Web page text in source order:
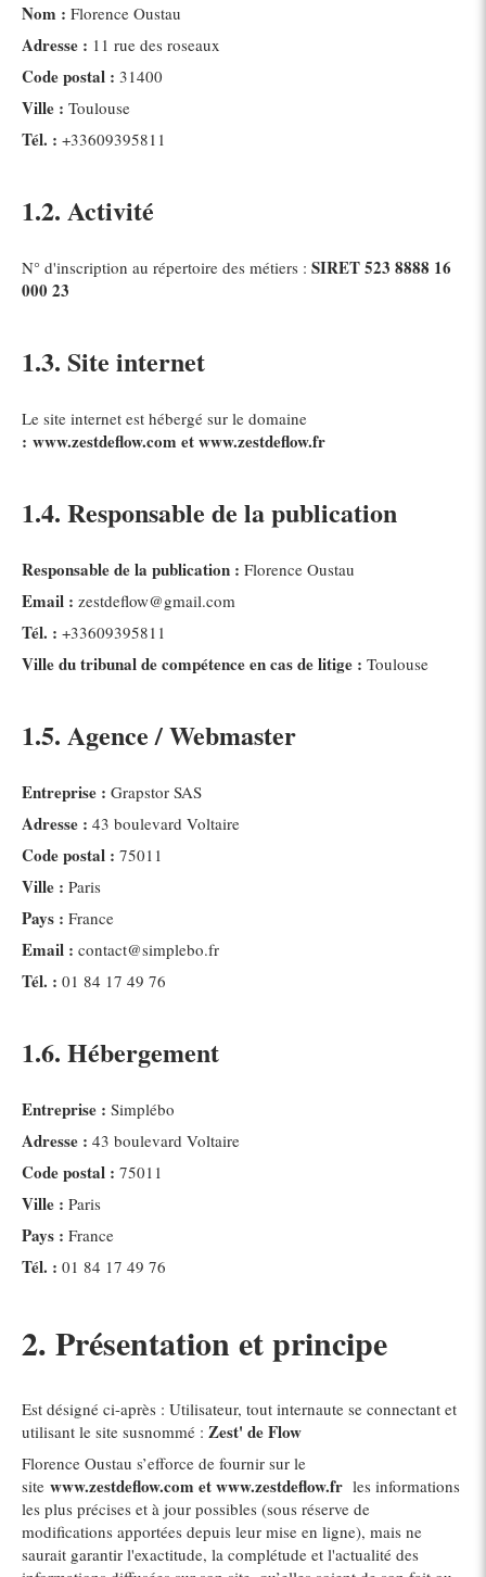
Nom : Florence Oustau
Adresse : 11 rue des roseaux
Code postal : 31400
Ville : Toulouse
Tél. : +33609395811
1.2. Activité
N° d'inscription au répertoire des métiers : SIRET 523 8888 16
000 23
1.3. Site internet
Le site internet est hébergé sur le domaine
: www.zestdeflow.com et www.zestdeflow.fr
1.4. Responsable de la publication
Responsable de la publication : Florence Oustau
Email : zestdeflow@gmail.com
Tél. : +33609395811
Ville du tribunal de compétence en cas de litige : Toulouse
1.5. Agence / Webmaster
Entreprise : Grapstor SAS
Adresse : 43 boulevard Voltaire
Code postal : 75011
Ville : Paris
Pays : France
Email : contact@simplebo.fr
Tél. : 01 84 17 49 76
1.6. Hébergement
Entreprise : Simplébo
Adresse : 43 boulevard Voltaire
Code postal : 75011
Ville : Paris
Pays : France
Tél. : 01 84 17 49 76
2. Présentation et principe
Est désigné ci-après : Utilisateur, tout internaute se connectant et
utilisant le site susnommé : Zest' de Flow
Florence Oustau s’efforce de fournir sur le
site www.zestdeflow.com et www.zestdeflow.fr les informations
les plus précises et à jour possibles (sous réserve de
modifications apportées depuis leur mise en ligne), mais ne
saurait garantir l'exactitude, la complétude et l'actualité des